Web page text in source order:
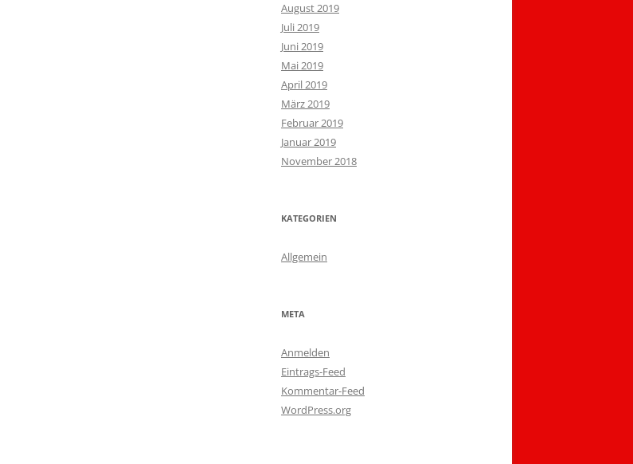
August 2019
Juli 2019
Juni 2019
Mai 2019
April 2019
März 2019
Februar 2019
Januar 2019
November 2018
KATEGORIEN
Allgemein
META
Anmelden
Eintrags-Feed
Kommentar-Feed
WordPress.org